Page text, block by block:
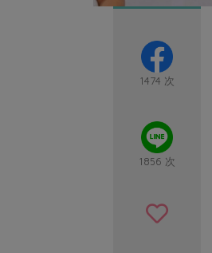
1474 次
1856 次